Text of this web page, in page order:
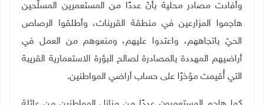
وأفادت مصادر محلية بأنّ عددًا من المستعمرين المسلّحين
هاجموا المزارعين في منطقة القرينات، وأطلقوا الرصاص
الحيّ باتجاههم، واعتدوا عليهم، ومنعوهم من العمل في
أراضيهم المهددة بالمصادرة لصالح البؤرة الاستعمارية القريبة
التي أُقيمت مؤخرًا على حساب أراضي المواطنين.